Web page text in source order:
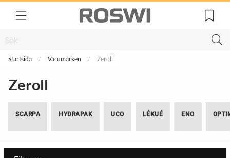
Startsida Varumärken Zeroll
Zeroll
SCARPA HYDRAPAK UCO LÉKUÉ ENO